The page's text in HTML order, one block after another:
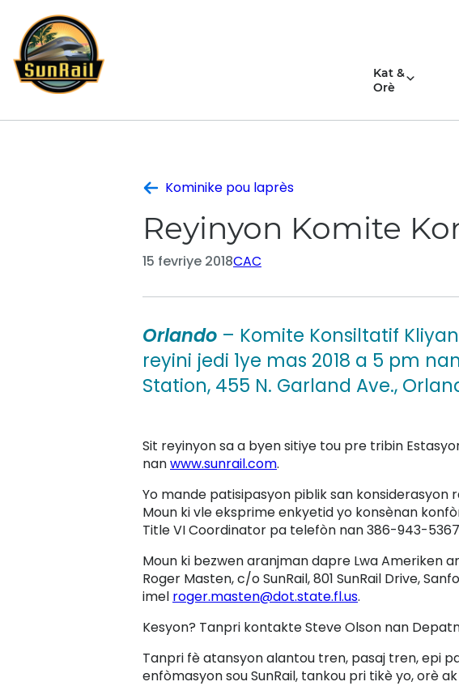
kontni
Kat &
Orè
Kominike pou laprès
Reyinyon Komite
15 fevriye 2018CAC
Orlando – Komite Konsiltatif
reyini jedi 1ye mas 2018 a 5 pm
Station, 455 N. Garland Ave.,
Sit reyinyon sa a byen sitiye tou pre tribin
nanwww.sunrail.com.
Yo mande patisipasyon piblik san konsiderasyon
Moun ki vle eksprime enkyetid yo konsènan
Title VI Coordinator pa telefòn nan 386-943-
Moun ki bezwen aranjman dapre Lwa Ameriken
Roger Masten, c/o SunRail, 801 SunRail Drive,
imel roger.masten@dot.state.fl.us.
Kesyon? Tanpri kontakte Steve Olson nan
Tanpri fè atansyon alantou tren, pasaj tren, epi
enfòmasyon sou SunRail, tankou pri tikè yo, orè